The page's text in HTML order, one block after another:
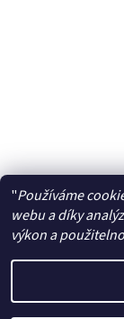
"Používáme
webu a díky
výkon a